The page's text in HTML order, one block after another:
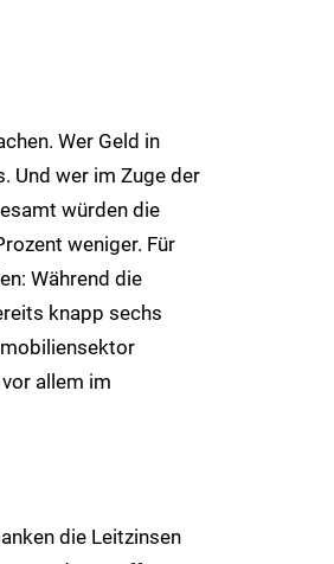
Wer Geld in
Und wer im Zuge der
würden die
weniger. Für
Während die
knapp sechs
allem im
die Leitzinsen